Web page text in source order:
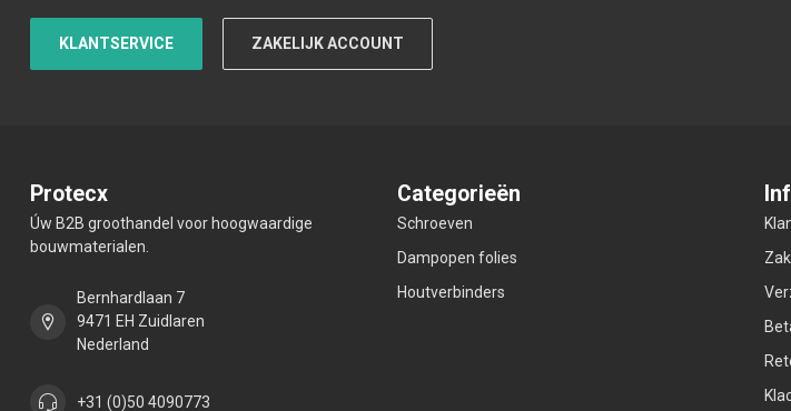
KLANTSERVICE ZAKELIJK ACCOUNT
Protecx
Úw B2B groothandel voor hoogwaardige
bouwmaterialen.
Bernhardlaan 7
9471 EH Zuidlaren
Nederland
+31 (0)50 4090773
Categorieën
Schroeven
Dampopen folies
Houtverbinders